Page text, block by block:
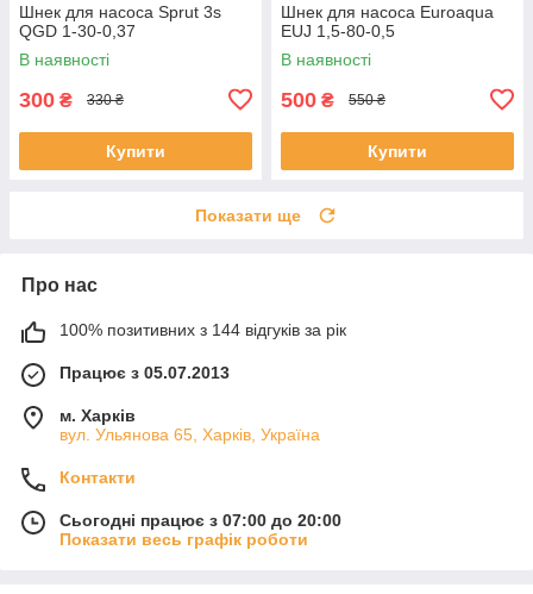
Шнек для насоса Sprut 3s
QGD 1-30-0,37
В наявності
300 ₴ 330 ₴
Купити
Шнек для насоса Euroaqua
EUJ 1,5-80-0,5
В наявності
500 ₴ 550 ₴
Купити
Показати ще
Про нас
100% позитивних з 144 відгуків за рік
Працює з 05.07.2013
м. Харків
вул. Ульянова 65, Харків, Україна
Контакти
Сьогодні працює з 07:00 до 20:00
Показати весь графік роботи